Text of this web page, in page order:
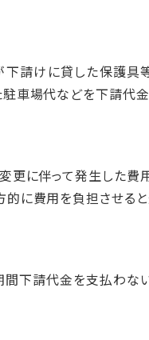
請けに貸した保護具
車場代などを下請代
更に伴って発生した費
に費用を負担させると
下請代金を支払わな